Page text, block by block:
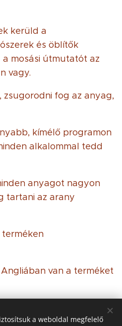
kerüld a
és öblítők
mosási útmutatót az
vagy.
zsugorodni fog az anyag,
kímélő programon
alkalommal tedd
anyagot nagyon
tartani az arany
terméken
van a terméket
a weboldal megfelelő